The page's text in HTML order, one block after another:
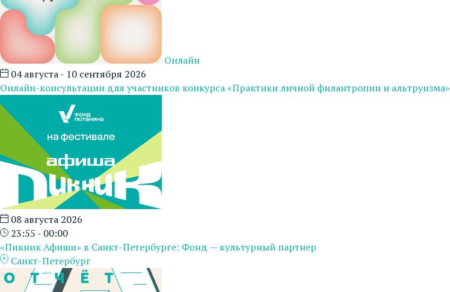
Онлайн
04 августа - 10 сентября 2026
Онлайн-консультации для участников конкурса «Практики личной филантропии и альтруизма»
08 августа 2026
23:55 - 00:00
«Пикник Афиши» в Санкт-Петербурге: Фонд — культурный партнер
Санкт-Петербург